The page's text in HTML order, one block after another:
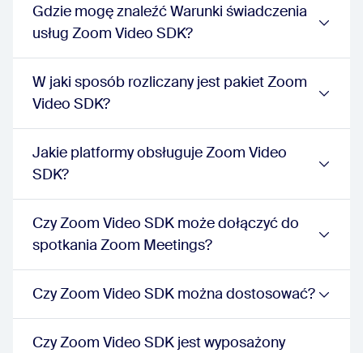
Gdzie mogę znaleźć Warunki świadczenia
usług Zoom Video SDK?
W jaki sposób rozliczany jest pakiet Zoom
Video SDK?
Jakie platformy obsługuje Zoom Video
SDK?
Czy Zoom Video SDK może dołączyć do
spotkania Zoom Meetings?
Czy Zoom Video SDK można dostosować?
Czy Zoom Video SDK jest wyposażony